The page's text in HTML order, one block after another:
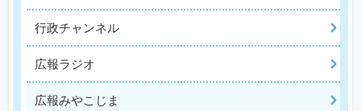
行政チャンネル
広報ラジオ
広報みやこじま